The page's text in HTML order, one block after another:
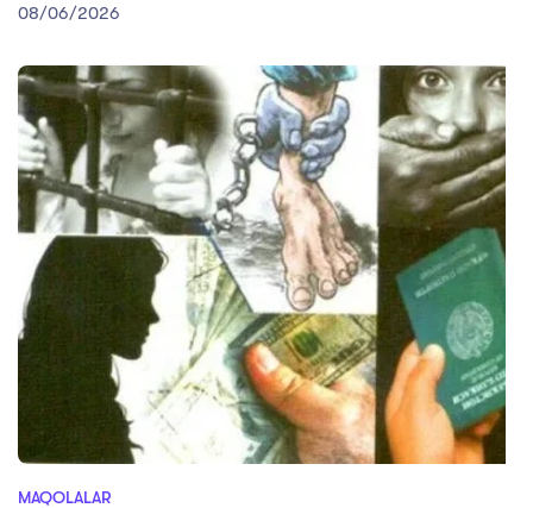
08/06/2026
MAQOLALAR